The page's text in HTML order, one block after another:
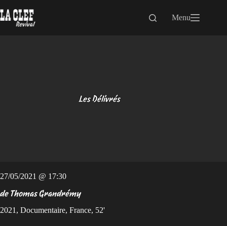
au
contenu
Menu
Les Délivrés
27/05/2021 @ 17:30
de Thomas Grandrémy
2021, Documentaire, France, 52'